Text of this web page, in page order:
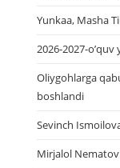
Yunkaa, Masha
2026-2027-
Oliygohlarga
boshlandi
Sevinch
Mirjalol